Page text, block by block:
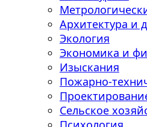
Архитектура и
Экология
Экономика и
Изыскания
Пожарно-
Сельское